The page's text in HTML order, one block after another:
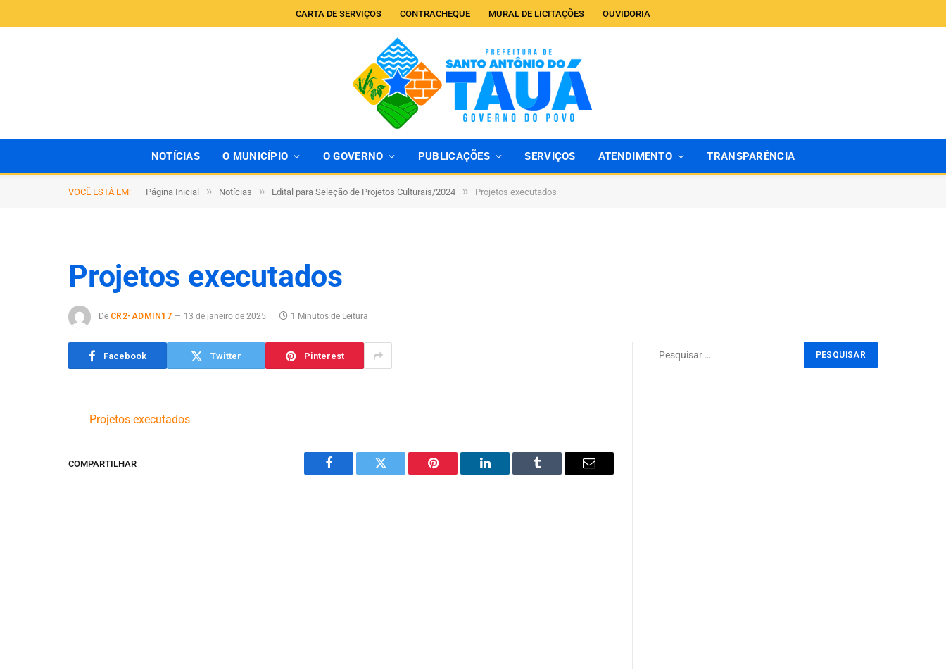
CARTA DE SERVIÇOS CONTRACHEQUE MURAL DE LICITAÇÕES OUVIDORIA
NOTÍCIAS O MUNICÍPIO O GOVERNO PUBLICAÇÕES SERVIÇOS ATENDIMENTO TRANSPARÊNCIA
VOCÊ ESTÁ EM: Página Inicial » Notícias » Edital para Seleção de Projetos Culturais/2024 » Projetos executados
Projetos executados
De CR2-ADMIN17 13 de janeiro de 2025 1 Minutos de Leitura
Facebook Twitter Pinterest
Projetos executados
COMPARTILHAR
Facebook Twitter Pinterest LinkedIn Tumblr Email